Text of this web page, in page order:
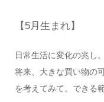
【5月生まれ】
日常生活に変化の兆し
将来、大きな買い物の
を考えてみて。できる